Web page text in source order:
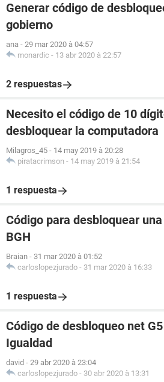
Generar código de
gobierno
ana - 29 mar 2020 à 04:57
monardic - 13 abr 2020 à 22:57
2 respuestas
Necesito el código de 10
desbloquear la computadora
Milagros_45 - 14 may 2019 à 20:28
piratacrimson - 14 may 2019 à 21:54
1 respuesta
Código para desbloquear
BGH
Braian - 31 mar 2020 à 01:52
carloslopezjurado - 31 mar 2020 à 16:33
1 respuesta
Código de desbloqueo net
Igualdad
david - 29 abr 2020 à 23:04
carloslopezjurado - 30 abr 2020 à 13:31